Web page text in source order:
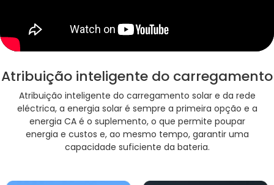
Atribuição inteligente do carregamento
Atribuição inteligente do carregamento solar e da rede
eléctrica, a energia solar é sempre a primeira opção e a
energia CA é o suplemento, o que permite poupar
energia e custos e, ao mesmo tempo, garantir uma
capacidade suficiente da bateria.